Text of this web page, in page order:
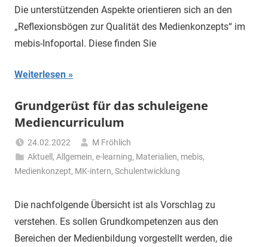
Die unterstützenden Aspekte orientieren sich an den
„Reflexionsbögen zur Qualität des Medienkonzepts“ im
mebis-Infoportal. Diese finden Sie
Weiterlesen
Grundgerüst für das schuleigene
Mediencurriculum
24.02.2022
M Fröhlich
Aktuell ,Allgemein,e-learning, Materialien, mebis,
Medienkonzept, MK-intern, Schulentwicklung
Die nachfolgende Übersicht ist als Vorschlag zu
verstehen. Es sollen Grundkompetenzen aus den
Bereichen der Medienbildung vorgestellt werden, die